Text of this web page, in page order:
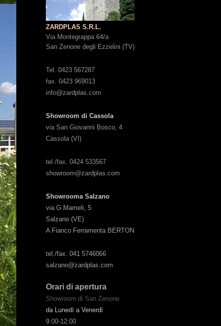
ZARDPLAS S.R.L.
Via Montegrappa 64/a
San Zenone degli Ezzelini (TV)
Tel. 0423 567287
fax. 0423 969013
info@zardplas.com
Showroom di Cassola
via San Giovanni Bosco, 4
Cassola (VI)
tel./fax. 0424 533567
showroom@zardplas.com
Showrooma Salzano
via G.Mameli, 5
Salzano (VE)
A Fianco Ferramenta BERTON
tel./fax. 041 5746066
salzano@zardplas.com
Orari di apertura
Showroom di San Zenone
da Lunedì a Venerdì
9:00-12:00